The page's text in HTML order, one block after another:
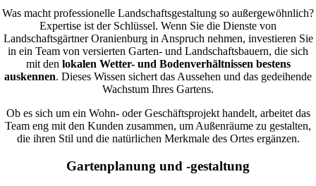
Was macht professionelle Landschaftsgestaltung so außergewöhnlich?
Expertise ist der Schlüssel. Wenn Sie die Dienste von
Landschaftsgärtner Oranienburg in Anspruch nehmen, investieren Sie
in ein Team von versierten Garten- und Landschaftsbauern, die sich
mit den lokalen Wetter- und Bodenverhältnissen bestens
auskennen. Dieses Wissen sichert das Aussehen und das gedeihende
Wachstum Ihres Gartens.
Ob es sich um ein Wohn- oder Geschäftsprojekt handelt, arbeitet das
Team eng mit den Kunden zusammen, um Außenräume zu gestalten,
die ihren Stil und die natürlichen Merkmale des Ortes ergänzen.
Gartenplanung und -gestaltung